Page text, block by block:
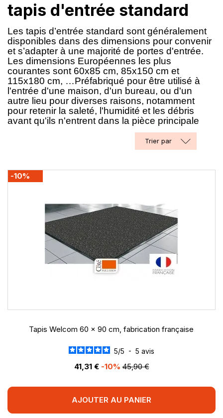
tapis d'entrée standard
Les tapis d’entrée standard sont généralement
disponibles dans des dimensions pour convenir
et s’adapter à une majorité de portes d'entrée.
Les dimensions Européennes les plus
courantes sont 60x85 cm, 85x150 cm et
115x180 cm, …Préfabriqué pour être utilisé à
l'entrée d'une maison, d'un bureau, ou d'un
autre lieu pour diverses raisons, notamment
pour retenir la saleté, l'humidité et les débris
avant qu'ils n'entrent dans la pièce principale
Trier par
-10%
Tapis Welcom 60 x 90 cm, fabrication française
5/5 - 5 avis
41,31 € -10% 45,90 €
AJOUTER AU PANIER